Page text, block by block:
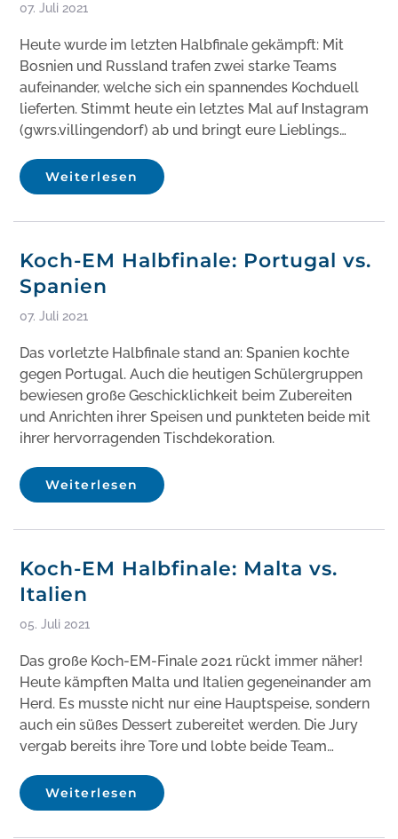
07. Juli 2021
Heute wurde im letzten Halbfinale gekämpft: Mit
Bosnien und Russland trafen zwei starke Teams
aufeinander, welche sich ein spannendes Kochduell
lieferten. Stimmt heute ein letztes Mal auf Instagram
(gwrs.villingendorf) ab und bringt eure Lieblings…
Weiterlesen
Koch-EM Halbfinale: Portugal vs.
Spanien
07. Juli 2021
Das vorletzte Halbfinale stand an: Spanien kochte
gegen Portugal. Auch die heutigen Schülergruppen
bewiesen große Geschicklichkeit beim Zubereiten
und Anrichten ihrer Speisen und punkteten beide mit
ihrer hervorragenden Tischdekoration.
Weiterlesen
Koch-EM Halbfinale: Malta vs.
Italien
05. Juli 2021
Das große Koch-EM-Finale 2021 rückt immer näher!
Heute kämpften Malta und Italien gegeneinander am
Herd. Es musste nicht nur eine Hauptspeise, sondern
auch ein süßes Dessert zubereitet werden. Die Jury
vergab bereits ihre Tore und lobte beide Team…
Weiterlesen